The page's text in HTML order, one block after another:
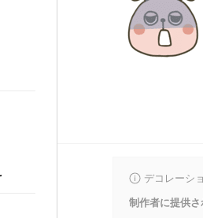
デコレーシ
制作者に提供